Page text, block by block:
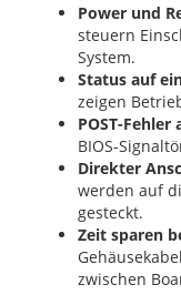
Power und
steuern
System.
Status auf
zeigen
POST-
BIOS-
Direkter
werden auf
gesteckt.
Zeit sparen
zwischen